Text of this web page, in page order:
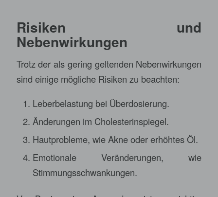
Risiken und
Nebenwirkungen
Trotz der als gering geltenden Nebenwirkungen
sind einige mögliche Risiken zu beachten:
Leberbelastung bei Überdosierung.
Änderungen im Cholesterinspiegel.
Hautprobleme, wie Akne oder erhöhtes Öl.
Emotionale Veränderungen, wie
Stimmungsschwankungen.